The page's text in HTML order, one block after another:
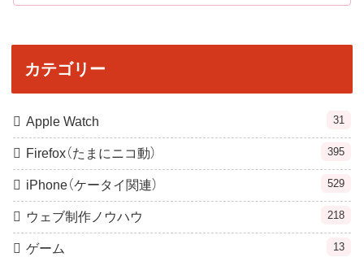
カテゴリー
Apple Watch 31
Firefox（たまにニコ動） 395
iPhone（ケータイ関連） 529
ウェブ制作ノウハウ 218
ゲーム 13